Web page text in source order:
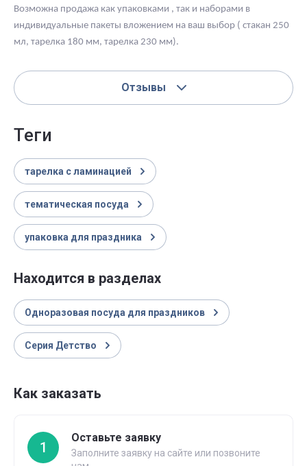
Возможна продажа как упаковками , так и наборами в
индивидуальные пакеты вложением на ваш выбор ( стакан 250
мл, тарелка 180 мм, тарелка 230 мм).
Отзывы
теги
тарелка с ламинацией
тематическая посуда
упаковка для праздника
Находится в разделах
Одноразовая посуда для праздников
Серия Детство
Как заказать
1
Оставьте заявку
Заполните заявку на сайте или позвоните